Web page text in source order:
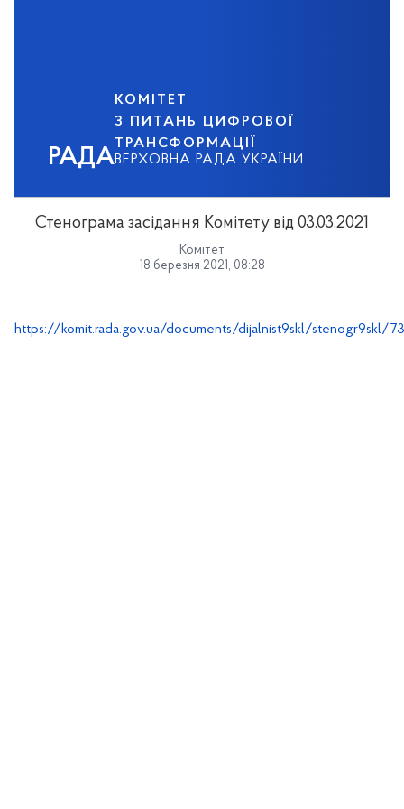
РАДА
КОМІТЕТ
З ПИТАНЬ ЦИФРОВОЇ
ТРАНСФОРМАЦІЇ
ВЕРХОВНА РАДА УКРАЇНИ
Стенограма засідання Комітету від 03.03.2021
Комітет
18 березня 2021, 08:28
https://komit.rada.gov.ua/documents/dijalnist9skl/stenogr9skl/